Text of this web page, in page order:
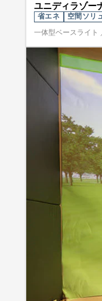
ユニディラゾー
省エネ
空間ソリ
一体型ベースライト